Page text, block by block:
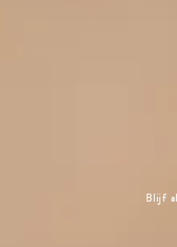
Blijf